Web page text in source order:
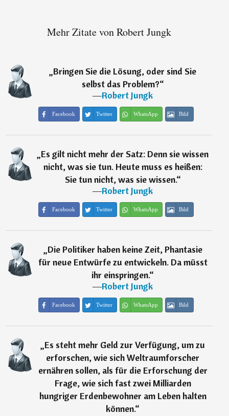
Mehr Zitate von Robert Jungk
„Bringen Sie die Lösung, oder sind Sie
selbst das Problem?“
―Robert Jungk
Facebook Twitter WhatsApp Bild
„Es gilt nicht mehr der Satz: Denn sie wissen
nicht, was sie tun. Heute muss es heißen:
Sie tun nicht, was sie wissen.“
―Robert Jungk
Facebook Twitter WhatsApp Bild
„Die Politiker haben keine Zeit, Phantasie
für neue Entwürfe zu entwickeln. Da müsst
ihr einspringen.“
―Robert Jungk
Facebook Twitter WhatsApp Bild
„Es steht mehr Geld zur Verfügung, um zu
erforschen, wie sich Weltraumforscher
ernähren sollen, als für die Erforschung der
Frage, wie sich fast zwei Milliarden
hungriger Erdenbewohner am Leben halten
können.“